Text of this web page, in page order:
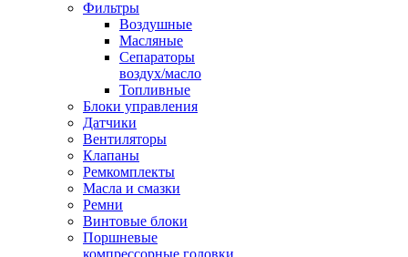
Фильтры
Воздушные
Масляные
Сепараторы
воздух/масло
Топливные
Блоки управления
Датчики
Вентиляторы
Клапаны
Ремкомплекты
Масла и смазки
Ремни
Винтовые блоки
Поршневые
компрессорные головки